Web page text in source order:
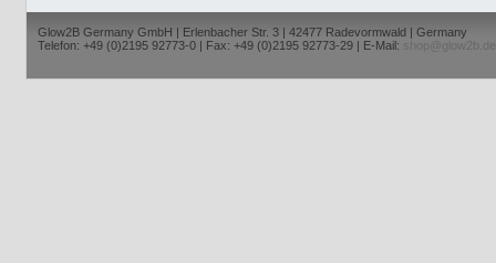
Glow2B Germany GmbH | Erlenbacher Str. 3 | 42477 Radevormwald | Germany
Telefon: +49 (0)2195 92773-0 | Fax: +49 (0)2195 92773-29 | E-Mail:
shop@glow2b.de